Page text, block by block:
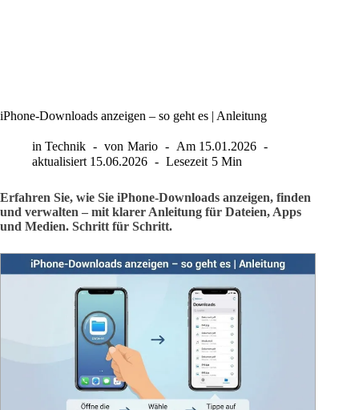
iPhone-Downloads anzeigen – so geht es | Anleitung
in Technik von Mario Am 15.01.2026
aktualisiert 15.06.2026 Lesezeit 5 Min
Erfahren Sie, wie Sie iPhone-Downloads anzeigen, finden
und verwalten – mit klarer Anleitung für Dateien, Apps
und Medien. Schritt für Schritt.